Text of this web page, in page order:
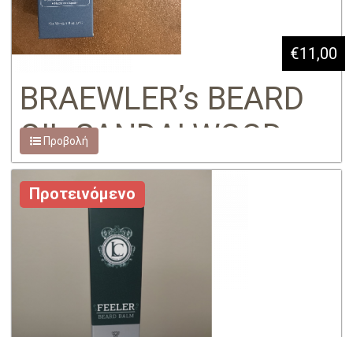
BRAEWLER’s BEARD
OIL SANDALWOOD
30ml
€11,00
Προβολή
Προτεινόμενο